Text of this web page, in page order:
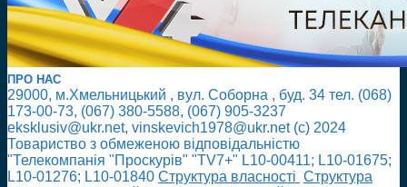
ПРО НАС
29000, м.Хмельницький , вул. Соборна , буд. 34 тел. (068)
173-00-73, (067) 380-5588, (067) 905-3237
eksklusiv@ukr.net, vinskevich1978@ukr.net (с) 2024
Товариство з обмеженою відповідальністю
"Телекомпанія "Проскурів" "TV7+" L10-00411; L10-01675;
L10-01276; L10-01840 Cтруктура власності Cтруктура